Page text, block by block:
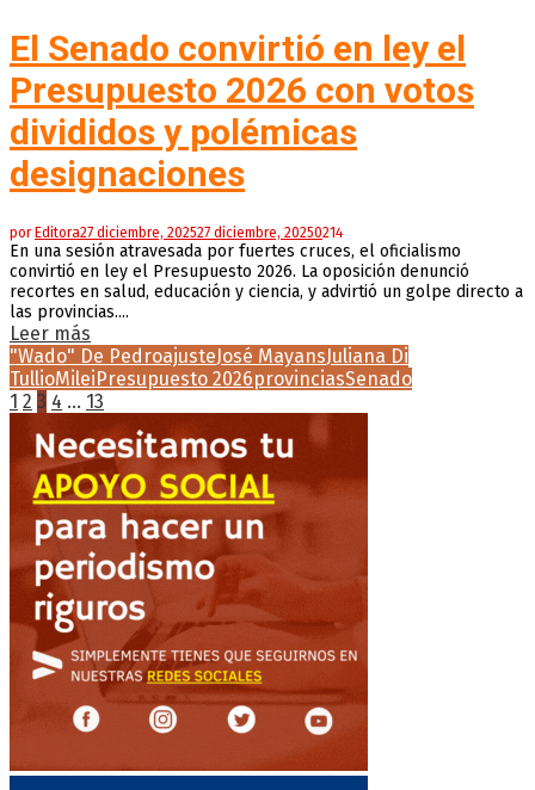
El Senado convirtió en ley el
Presupuesto 2026 con votos
divididos y polémicas
designaciones
por Editora27 diciembre, 202527 diciembre, 20250214
En una sesión atravesada por fuertes cruces, el oficialismo
convirtió en ley el Presupuesto 2026. La oposición denunció
recortes en salud, educación y ciencia, y advirtió un golpe directo a
las provincias....
Leer más
"Wado" De PedroajusteJosé MayansJuliana Di
TullioMilei Presupuesto 2026provinciasSenado
Paginación
de
entradas
1 2 3 4 … 13